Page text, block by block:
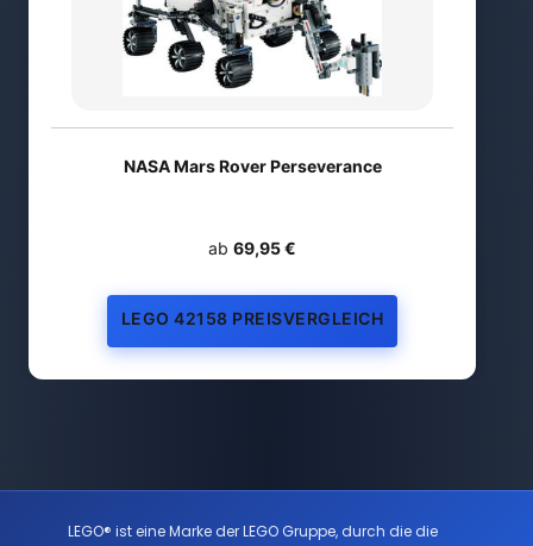
NASA Mars Rover Perseverance
ab 69,95 €
LEGO 42158 PREISVERGLEICH
LEGO® ist eine Marke der LEGO Gruppe, durch die die